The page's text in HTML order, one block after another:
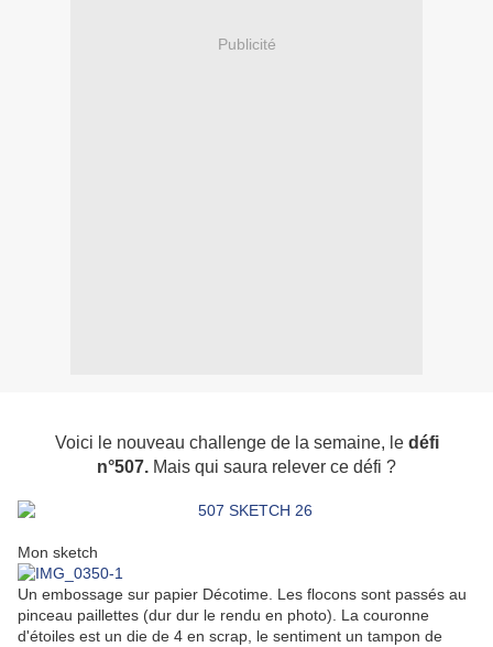
Publicité
Voici le nouveau challenge de la semaine, le défi
n°507. Mais qui saura relever ce défi ?
Mon sketch
Un embossage sur papier Décotime. Les flocons sont passés au
pinceau paillettes (dur dur le rendu en photo). La couronne
d'étoiles est un die de 4 en scrap, le sentiment un tampon de